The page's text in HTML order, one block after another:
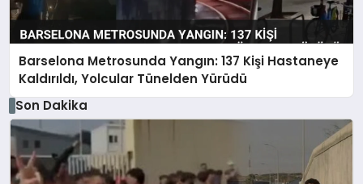
Barselona Metrosunda Yangın: 137 Kişi Hastaneye
Kaldırıldı, Yolcular Tünelden Yürüdü
Son Dakika